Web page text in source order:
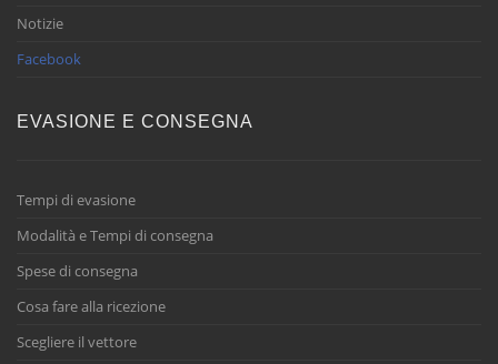
Notizie
Facebook
EVASIONE E CONSEGNA
Tempi di evasione
Modalità e Tempi di consegna
Spese di consegna
Cosa fare alla ricezione
Scegliere il vettore